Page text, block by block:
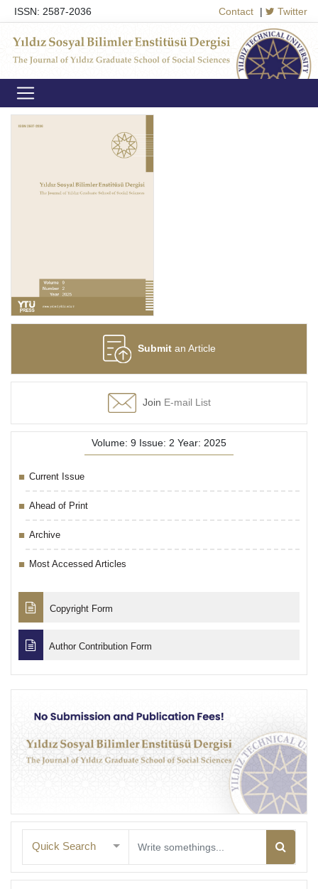
ISSN: 2587-2036 Contact | Twitter
Submitan Article
Join E-mail List
Volume: 9 Issue: 2 Year: 2025
Current Issue
Ahead of Print
Archive
Most Accessed Articles
Copyright Form
Author Contribution Form
Quick Search